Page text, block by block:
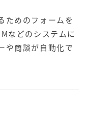
トアクセス増加パッケー
パッケージ
ためのフォームを
などのシステムに
や商談が自動化で